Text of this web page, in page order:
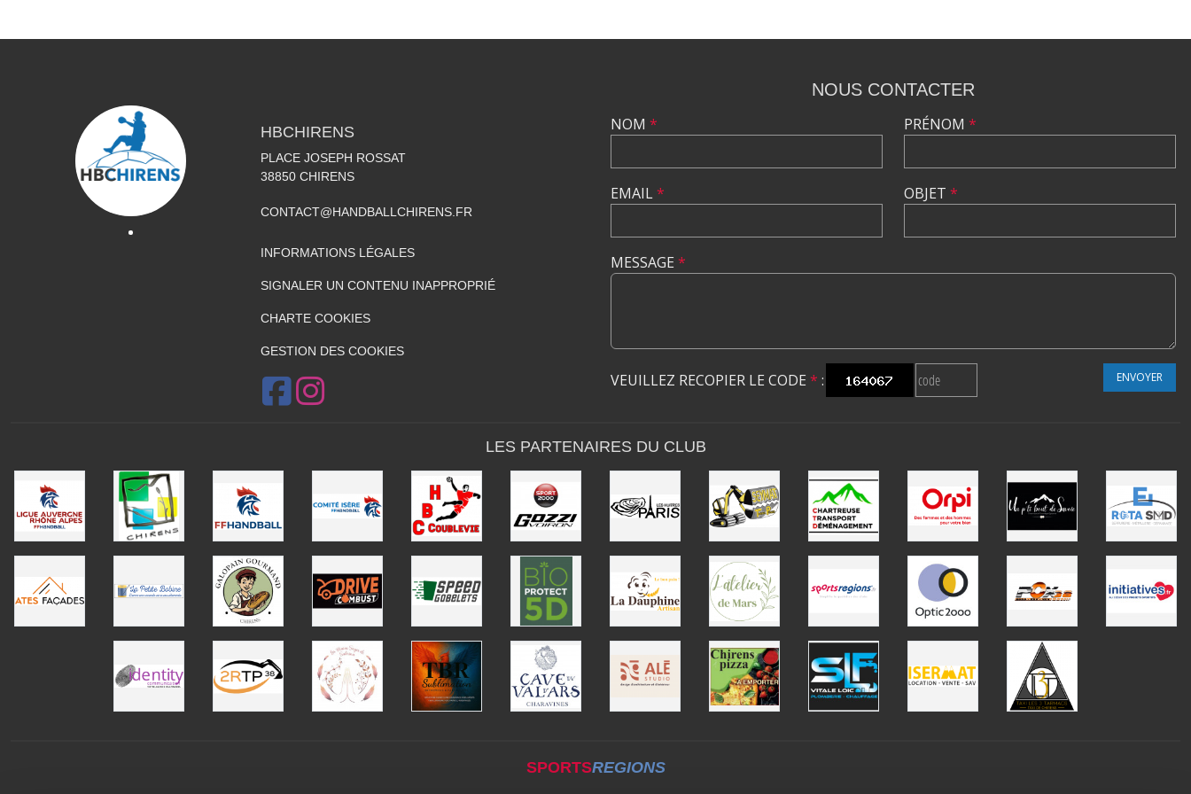
HBCHIRENS
PLACE JOSEPH ROSSAT
38850 CHIRENS
CONTACT@HANDBALLCHIRENS.FR
INFORMATIONS LÉGALES
SIGNALER UN CONTENU INAPPROPRIÉ
CHARTE COOKIES
GESTION DES COOKIES
NOUS CONTACTER
NOM *
EMAIL*
PRÉNOM *
OBJET *
MESSAGE *
VEUILLEZ RECOPIER LE CODE * : ENVOYER
LES PARTENAIRES DU CLUB
SPORTSREGIONS